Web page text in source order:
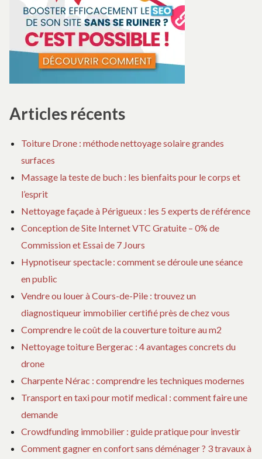
Articles récents
Toiture Drone : méthode nettoyage solaire grandes
surfaces
Massage la teste de buch : les bienfaits pour le corps et
l’esprit
Nettoyage façade à Périgueux : les 5 experts de référence
Conception de Site Internet VTC Gratuite – 0% de
Commission et Essai de 7 Jours
Hypnotiseur spectacle : comment se déroule une séance
en public
Vendre ou louer à Cours-de-Pile : trouvez un
diagnostiqueur immobilier certifié près de chez vous
Comprendre le coût de la couverture toiture au m2
Nettoyage toiture Bergerac : 4 avantages concrets du
drone
Charpente Nérac : comprendre les techniques modernes
Transport en taxi pour motif medical : comment faire une
demande
Crowdfunding immobilier : guide pratique pour investir
Comment gagner en confort sans déménager ? 3 travaux à